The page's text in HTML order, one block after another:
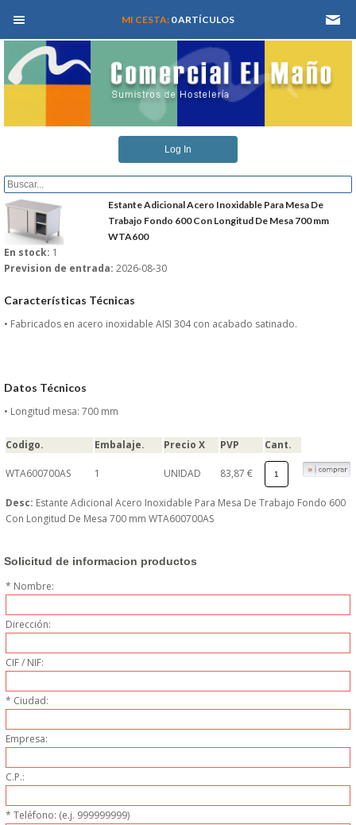
MEN� PRINCIPAL
QUIENES SOMOS
CATALOGOS
REFORMAS Y PROYECTOS
SERVICIO TECNICO
ALMACEN Y TRANSPORTE
COMPLEMENTOS DE MESA
CRISTALERIA
PERSONAL
LIMPIEZA
MAQUINARIA CALIENTE
MI CESTA: 0 ARTÍCULOS
Log In
Estante Adicional Acero Inoxidable Para Mesa De
Trabajo Fondo 600 Con Longitud De Mesa 700 mm
WTA600
En stock: 1
Prevision de entrada: 2026-08-30
Características Técnicas
• Fabricados en acero inoxidable AISI 304 con acabado satinado.
Datos Técnicos
• Longitud mesa: 700 mm
Codigo. Embalaje. Precio X PVP Cant.
WTA600700AS 1 UNIDAD 83,87 €
Desc: Estante Adicional Acero Inoxidable Para Mesa De Trabajo Fondo 600
Con Longitud De Mesa 700 mm WTA600700AS
Solicitud de informacion productos
* Nombre:
Dirección:
CIF / NIF:
* Ciudad:
Empresa:
C.P.:
* Teléfono: (e.j. 999999999)